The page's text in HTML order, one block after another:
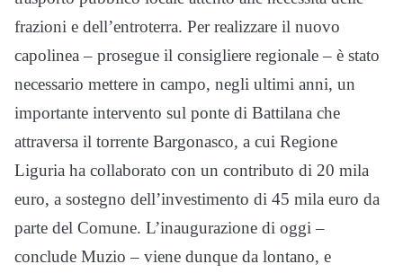
frazioni e dell’entroterra. Per realizzare il nuovo
capolinea – prosegue il consigliere regionale – è stato
necessario mettere in campo, negli ultimi anni, un
importante intervento sul ponte di Battilana che
attraversa il torrente Bargonasco, a cui Regione
Liguria ha collaborato con un contributo di 20 mila
euro, a sostegno dell’investimento di 45 mila euro da
parte del Comune. L’inaugurazione di oggi –
conclude Muzio – viene dunque da lontano, e